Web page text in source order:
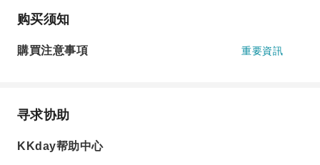
购买须知
購買注意事項 重要資訊
寻求协助
KKday帮助中心